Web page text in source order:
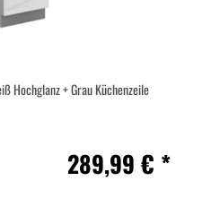
Hochglanz + Grau Küchenzeile
289,99 € *